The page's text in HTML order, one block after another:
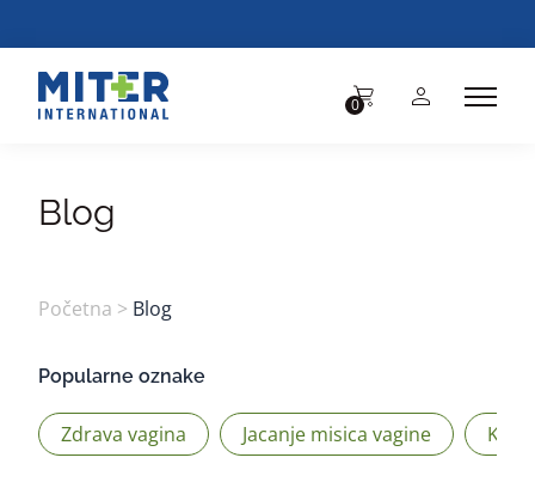
0
Blog
Početna > Blog
Popularne oznake
Zdrava vagina Jacanje misica vagine